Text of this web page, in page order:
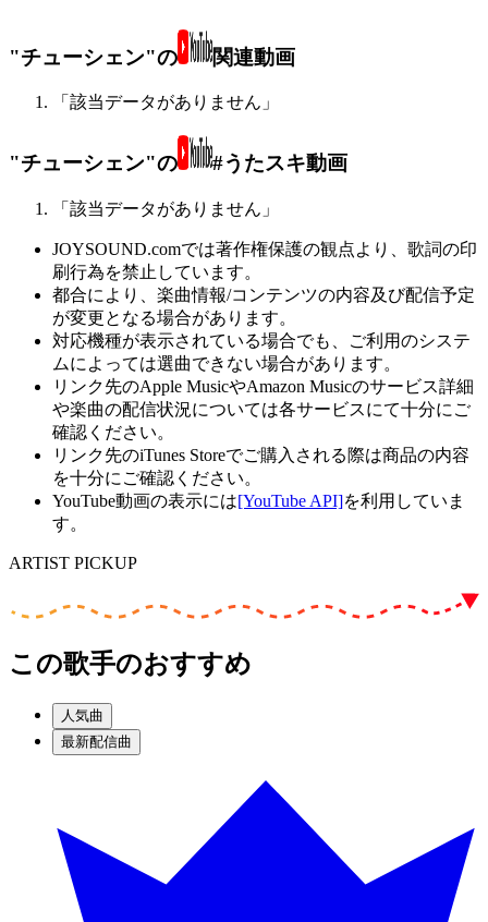
"チューシェン"の 関連動画
「該当データがありません」
"チューシェン"の #うたスキ動画
「該当データがありません」
JOYSOUND.comでは著作権保護の観点より、歌詞の印
刷行為を禁止しています。
都合により、楽曲情報/コンテンツの内容及び配信予定
が変更となる場合があります。
対応機種が表示されている場合でも、ご利用のシステ
ムによっては選曲できない場合があります。
リンク先のApple MusicやAmazon Musicのサービス詳細
や楽曲の配信状況については各サービスにて十分にご
確認ください。
リンク先のiTunes Storeでご購入される際は商品の内容
を十分にご確認ください。
YouTube動画の表示には[YouTube API]を利用していま
す。
ARTIST PICKUP
この歌手のおすすめ
人気曲
最新配信曲